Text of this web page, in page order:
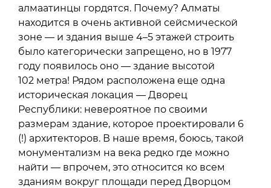
алмаатинцы гордятся. Почему? Алматы
находится в очень активной сейсмической
зоне — и здания выше 4–5 этажей строить
было категорически запрещено, но в 1977
году появилось оно — здание высотой
102 метра! Рядом расположена еще одна
историческая локация — Дворец
Республики: невероятное по своими
размерам здание, которое проектировали 6
(!) архитекторов. В наше время, боюсь, такой
монументализм на века редко где можно
найти — впрочем, это относится ко всем
зданиям вокруг площади перед Дворцом